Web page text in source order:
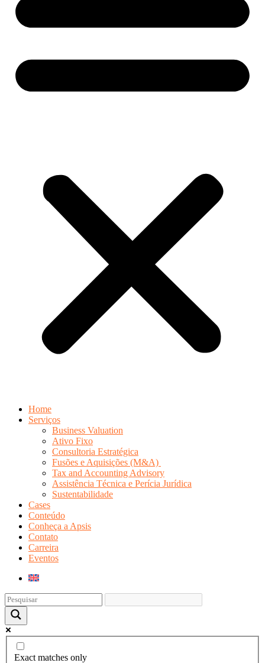
Home
Serviços
Business Valuation
Ativo Fixo
Consultoria Estratégica
Fusões e Aquisições (M&A)
Tax and Accounting Advisory
Assistência Técnica e Perícia Jurídica
Sustentabilidade
Cases
Conteúdo
Conheça a Apsis
Contato
Carreira
Eventos
Exact matches only